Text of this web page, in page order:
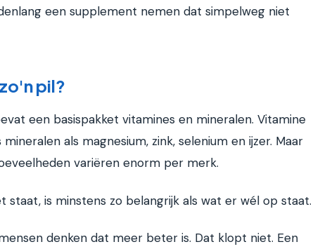
een supplement nemen dat simpelweg niet
pil?
een basispakket vitamines en mineralen. Vitamine
mineralen als magnesium, zink, selenium en ijzer. Maar
variëren enorm per merk.
staat, is minstens zo belangrijk als wat er wél op staat.
denken dat meer beter is. Dat klopt niet. Een